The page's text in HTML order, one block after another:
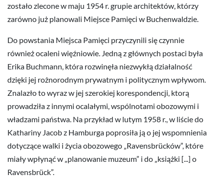
zostało zlecone w maju 1954 r. grupie architektów, którzy
zarówno już planowali Miejsce Pamięci w Buchenwaldzie.
Do powstania Miejsca Pamięci przyczynili się czynnie
również ocaleni więźniowie. Jedną z głównych postaci była
Erika Buchmann, która rozwinęła niezwykłą działalność
dzięki jej rożnorodnym prywatnym i politycznym wpływom.
Znalazło to wyraz w jej szerokiej korespondencji, ktorą
prowadziła z innymi ocalałymi, wspólnotami obozowymi i
władzami państwa. Na przykład w lutym 1958 r., w liście do
Kathariny Jacob z Hamburga poprosiła ją o jej wspomnienia
dotyczące walki i życia obozowego „Ravensbrücków”, które
miały wpłynąć w „planowanie muzeum” i do „książki [...] o
Ravensbrück”.